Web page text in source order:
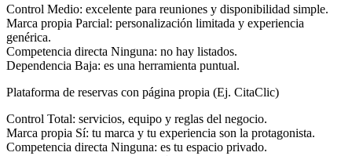
Control Medio: excelente para reuniones y disponibilidad simple.
Marca propia Parcial: personalización limitada y experiencia
genérica.
Competencia directa Ninguna: no hay listados.
Dependencia Baja: es una herramienta puntual.
Plataforma de reservas con página propia (Ej. CitaClic)
Control Total: servicios, equipo y reglas del negocio.
Marca propia Sí: tu marca y tu experiencia son la protagonista.
Competencia directa Ninguna: es tu espacio privado.